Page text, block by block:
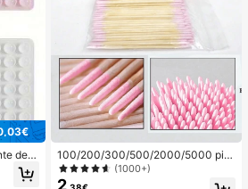
de si
Vent
auto
100/200/300/500/2000/5000 pie
zas/20 piezas Palitos aplicadores d
e esmalte de uñas de doble extrem
(1000+)